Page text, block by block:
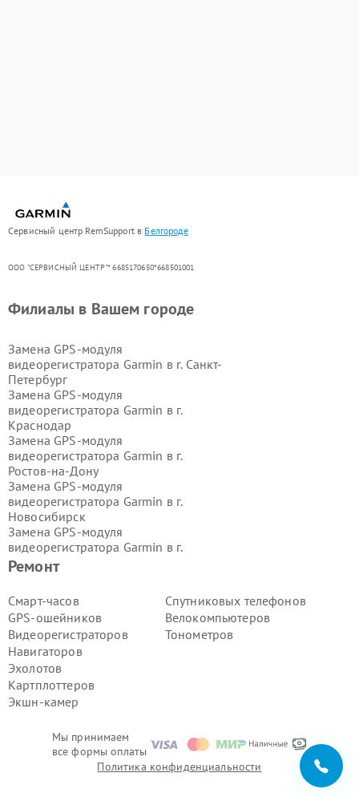
Сервисный центр RemSupport в Белгороде
ООО "СЕРВИСНЫЙ ЦЕНТР"* 6685170650*668501001
Мы принимаем
все формы оплаты
Ремонт
Смарт-часов
GPS-ошейников
Видеорегистраторов
Навигаторов
Эхолотов
Картплоттеров
Экшн-камер
Спутниковых телефонов
Велокомпьютеров
Тонометров
Филиалы в Вашем городе
Замена GPS-модуля
видеорегистратора Garmin в г. Санкт-
Петербург
Замена GPS-модуля
видеорегистратора Garmin в г.
Краснодар
Замена GPS-модуля
видеорегистратора Garmin в г.
Ростов-на-Дону
Замена GPS-модуля
видеорегистратора Garmin в г.
Новосибирск
Замена GPS-модуля
видеорегистратора Garmin в г.
Екатеринбург
Замена GPS-модуля
Казань
Замена GPS-модуля
видеорегистратора Garmin в г.
Воронеж
Замена GPS-модуля
видеорегистратора Garmin в г.
Волгоград
Замена GPS-модуля
видеорегистратора Garmin в г.
Замена GPS-модуля
видеорегистратора Garmin в г.Пермь
Политика конфиденциальности